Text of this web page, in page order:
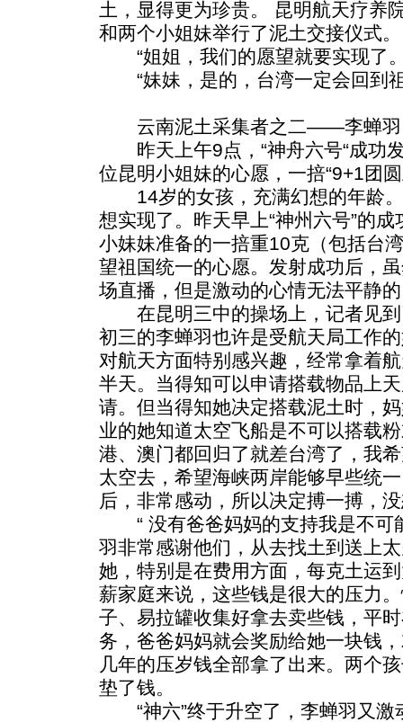
土，显得更为珍贵。 昆明航天疗养
和两个小姐妹举行了泥土交接仪式。
“姐姐，我们的愿望就要实现了
“妹妹，是的，台湾一定会回到
云南泥土采集者之二——李蝉羽
昨天上午9点，“神舟六号“成功
位昆明小姐妹的心愿，一掊“9+1团
14岁的女孩，充满幻想的年龄。
想实现了。昨天早上“神州六号”的
小妹妹准备的一掊重10克（包括台
望祖国统一的心愿。发射成功后，
场直播，但是激动的心情无法平静
在昆明三中的操场上，记者见到
初三的李蝉羽也许是受航天局工作
对航天方面特别感兴趣，经常拿着
半天。当得知可以申请搭载物品上
请。但当得知她决定搭载泥土时，
业的她知道太空飞船是不可以搭载
港、澳门都回归了就差台湾了，我
太空去，希望海峡两岸能够早些统
后，非常感动，所以决定搏一搏，
“ 没有爸爸妈妈的支持我是不可
羽非常感谢他们，从去找土到送上
她，特别是在费用方面，每克土运
薪家庭来说，这些钱是很大的压力
子、易拉罐收集好拿去卖些钱，平
务，爸爸妈妈就会奖励给她一块钱
几年的压岁钱全部拿了出来。两个
垫了钱。
“神六”终于升空了，李蝉羽又激